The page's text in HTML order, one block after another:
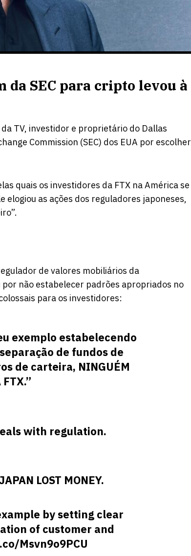
da SEC para cripto levou à
TV, investidor e proprietário do Dallas
Commission (SEC) dos EUA por escolher
quais os investidores da FTX na América se
as ações dos reguladores japoneses,
de valores mobiliários da
por não estabelecer padrões apropriados no
para os investidores:
exemplo estabelecendo
de fundos de
de carteira, NINGUÉM
with regulation.
LOST MONEY.
by setting clear
of customer and
Msvn9o9PCU